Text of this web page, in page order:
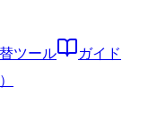
ツール
ガイド